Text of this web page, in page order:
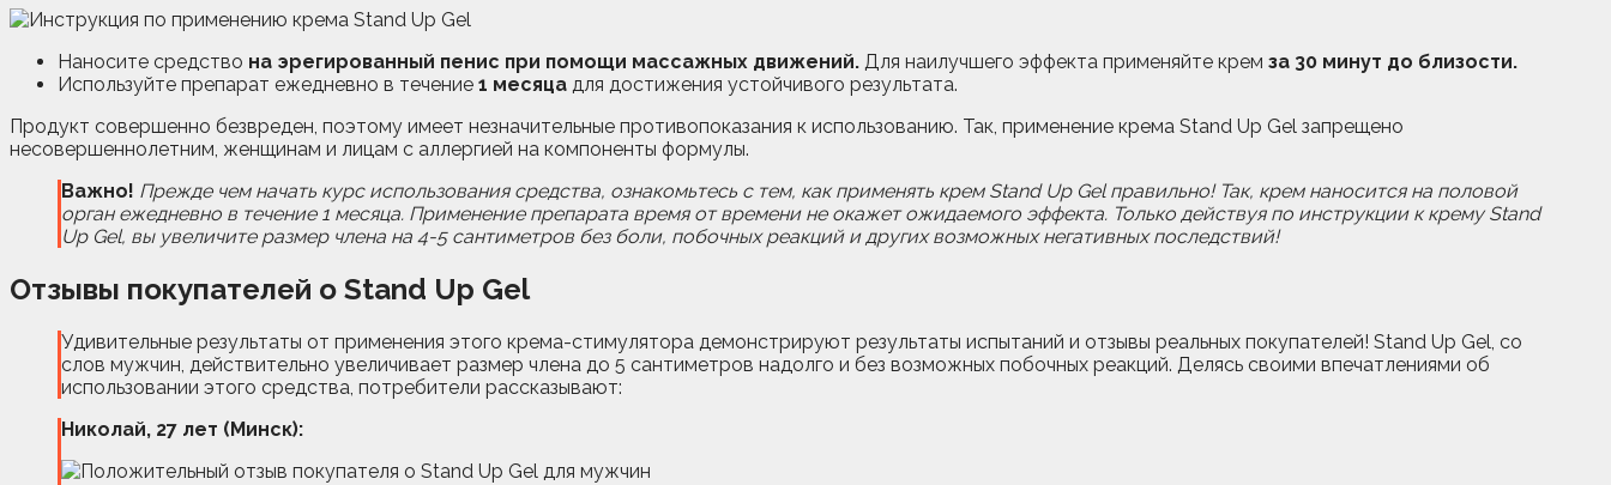
Наносите средство на эрегированный пенис при помощи массажных движений. Для наилучшего эффекта применяйте крем за 30 минут до близости.
Используйте препарат ежедневно в течение 1 месяца для достижения устойчивого результата.
Продукт совершенно безвреден, поэтому имеет незначительные противопоказания к использованию. Так, применение крема Stand Up Gel запрещено
несовершеннолетним, женщинам и лицам с аллергией на компоненты формулы.
Важно! Прежде чем начать курс использования средства, ознакомьтесь с тем, как применять крем Stand Up Gel правильно! Так, крем наносится на половой
орган ежедневно в течение 1 месяца. Применение препарата время от времени не окажет ожидаемого эффекта. Только действуя по инструкции к крему Stand
Up Gel, вы увеличите размер члена на 4-5 сантиметров без боли, побочных реакций и других возможных негативных последствий!
Отзывы покупателей о Stand Up Gel
Удивительные результаты от применения этого крема-стимулятора демонстрируют результаты испытаний и отзывы реальных покупателей! Stand Up Gel, со
слов мужчин, действительно увеличивает размер члена до 5 сантиметров надолго и без возможных побочных реакций. Делясь своими впечатлениями об
использовании этого средства, потребители рассказывают:
Николай, 27 лет (Минск):